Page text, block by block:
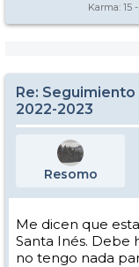
Karma: 15
Re:
2022-2023
Resomo
Me dicen que
Santa Inés. Debe
no tengo nada